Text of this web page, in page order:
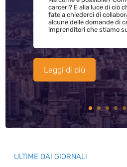
carceri? E alla luce di ciò
fate a chiederci di
alcune delle domande di
imprenditori che stiamo
Leggi di più
ULTIME DAI GIORNALI